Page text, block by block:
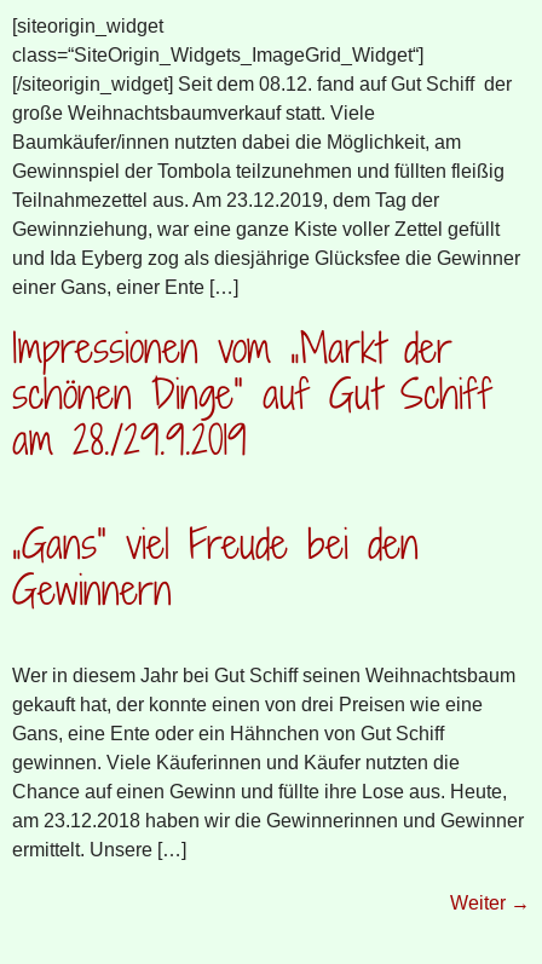
[siteorigin_widget
class=“SiteOrigin_Widgets_ImageGrid_Widget“]
[/siteorigin_widget] Seit dem 08.12. fand auf Gut Schiff der
große Weihnachtsbaumverkauf statt. Viele
Baumkäufer/innen nutzten dabei die Möglichkeit, am
Gewinnspiel der Tombola teilzunehmen und füllten fleißig
Teilnahmezettel aus. Am 23.12.2019, dem Tag der
Gewinnziehung, war eine ganze Kiste voller Zettel gefüllt
und Ida Eyberg zog als diesjährige Glücksfee die Gewinner
einer Gans, einer Ente […]
Impressionen vom „Markt der
schönen Dinge“ auf Gut Schiff
am 28./29.9.2019
„Gans“ viel Freude bei den
Gewinnern
Wer in diesem Jahr bei Gut Schiff seinen Weihnachtsbaum
gekauft hat, der konnte einen von drei Preisen wie eine
Gans, eine Ente oder ein Hähnchen von Gut Schiff
gewinnen. Viele Käuferinnen und Käufer nutzten die
Chance auf einen Gewinn und füllte ihre Lose aus. Heute,
am 23.12.2018 haben wir die Gewinnerinnen und Gewinner
ermittelt. Unsere […]
Weiter →